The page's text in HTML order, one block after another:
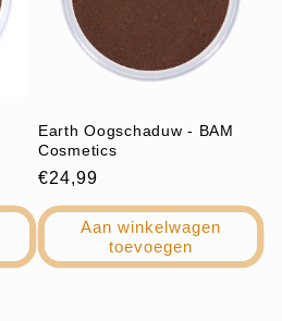
Earth Oogschaduw - BAM
Cosmetics
Normale
prijs
€24,99
Aan winkelwagen
toevoegen